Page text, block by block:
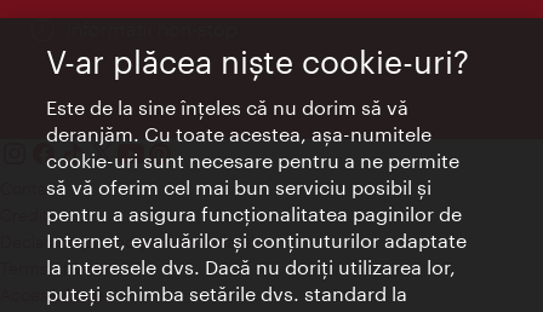
Contact
Credits
Declaraţie privind protecţia datelor
Terms of Use
Accesibilitate
V-ar plăcea nişte cookie-uri?
Este de la sine înţeles că nu dorim să vă
deranjăm. Cu toate acestea, aşa-numitele
cookie-uri sunt necesare pentru a ne permite
să vă oferim cel mai bun serviciu posibil şi
pentru a asigura funcţionalitatea paginilor de
Internet, evaluărilor şi conţinuturilor adaptate
la interesele dvs. Dacă nu doriţi utilizarea lor,
puteţi schimba setările dvs. standard la